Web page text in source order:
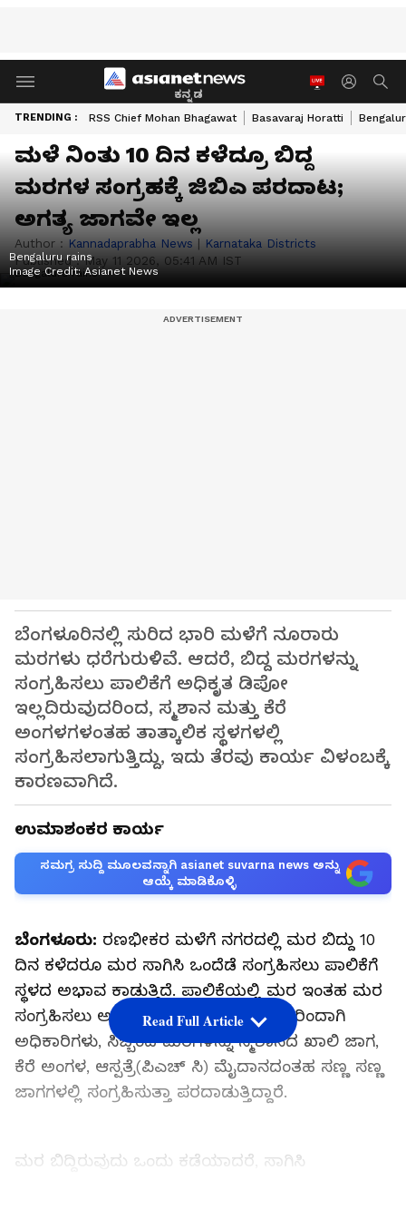
ಕನ್ನಡ
TRENDING : RSS Chief Mohan Bhagawat Basavaraj Horatti
ಮಳೆ ನಿಂತು 10 ದಿನ ಕಳೆದ್ರೂ ಬಿದ್ದ
ಮರಗಳ ಸಂಗ್ರಹಕ್ಕೆ ಜಿಬಿಎ ಪರದಾಟ;
ಅಗತ್ಯ ಜಾಗವೇ ಇಲ್ಲ
Author : Kannadaprabha News | Karnataka Districts
Published :May 11 2026, 05:41 AM IST
Bengaluru rains
Image Credit:Asianet News
ಬೆಂಗಳೂರಿನಲ್ಲಿ ಸುರಿದ ಭಾರಿ ಮಳೆಗೆ ನೂರಾರು
ಮರಗಳು ಧರೆಗುರುಳಿವೆ. ಆದರೆ, ಬಿದ್ದ ಮರಗಳನ್ನು
ಸಂಗ್ರಹಿಸಲು ಪಾಲಿಕೆಗೆ ಅಧಿಕೃತ ಡಿಪೋ
ಇಲ್ಲದಿರುವುದರಿಂದ, ಸ್ಮಶಾನ ಮತ್ತು ಕೆರೆ
ಅಂಗಳಗಳಂತಹ ತಾತ್ಕಾಲಿಕ ಸ್ಥಳಗಳಲ್ಲಿ
ಸಂಗ್ರಹಿಸಲಾಗುತ್ತಿದ್ದು, ಇದು ತೆರವು ಕಾರ್ಯ ವಿಳಂಬಕ್ಕೆ
ಕಾರಣವಾಗಿದೆ.
ಉಮಾಶಂಕರ ಕಾರ್ಯ
ಸಮಗ್ರ ಸುದ್ದಿ ಮೂಲವನ್ನಾಗಿ asianet suvarna news ಅನ್ನು
ಆಯ್ಕೆ ಮಾಡಿಕೊಳ್ಳಿ
ಬೆಂಗಳೂರು: ರಣಭೀಕರ ಮಳೆಗೆ ನಗರದಲ್ಲಿ ಮರ ಬಿದ್ದು 10
ದಿನ ಕಳೆದರೂ ಮರ ಸಾಗಿಸಿ ಒಂದೆಡೆ ಸಂಗ್ರಹಿಸಲು ಪಾಲಿಕೆಗೆ
ಸ್ಥಳದ ಅಭಾವ ಕಾಡುತ್ತಿದೆ. ಪಾಲಿಕೆಯಲ್ಲಿ ಮರ ಇಂತಹ ಮರ
ಸಂಗ್ರಹಿಸಲು ಅಧಿಕೃತ ಸ್ಥಳ ಇಲ್ಲವೇ ಇಲ್ಲ. ಇದರಿಂದಾಗಿ
ಅಧಿಕಾರಿಗಳು, ಸಿಬ್ಬಂದಿ ಮರಗಳನ್ನು ಸ್ಮಶಾನದ ಖಾಲಿ ಜಾಗ,
ಕೆರೆ ಅಂಗಳ, ಆಸ್ಪತ್ರೆ(ಪಿಎಚ್ ಸಿ) ಮೈದಾನದಂತಹ ಸಣ್ಣ ಸಣ್ಣ
ಜಾಗಗಳಲ್ಲಿ ಸಂಗ್ರಹಿಸುತ್ತಾ ಪರದಾಡುತ್ತಿದ್ದಾರೆ.
ಮರ ಬಿದ್ದಿರುವುದು ಒಂದು ಕಡೆಯಾದರೆ, ಸಾಗಿಸಿ
Read Full Article